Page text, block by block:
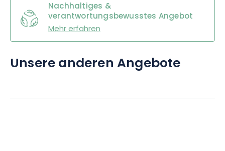
Nachhaltiges &
verantwortungsbewusstes Angebot
Mehr erfahren
Unsere anderen Angebote